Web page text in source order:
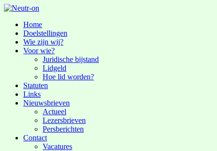
Home
Doelstellingen
Wie zijn wij?
Voor wie?
Juridische bijstand
Lidgeld
Hoe lid worden?
Statuten
Links
Nieuwsbrieven
Actueel
Lezersbrieven
Persberichten
Contact
Vacatures